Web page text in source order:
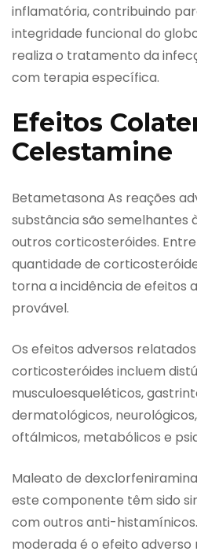
inflamatória, contribuindo
integridade funcional do
realiza o tratamento da
com terapia específica.
Efeitos
Celestamine
Betametasona As reações
substância são semelhantes
outros corticosteróides.
quantidade de
torna a incidência de efeitos
provável.
Os efeitos adversos
corticosteróides incluem
musculoesqueléticos,
dermatológicos,
oftálmicos, metabólicos e
Maleato de
este componente têm sido
com outros anti-
moderada é o efeito adverso